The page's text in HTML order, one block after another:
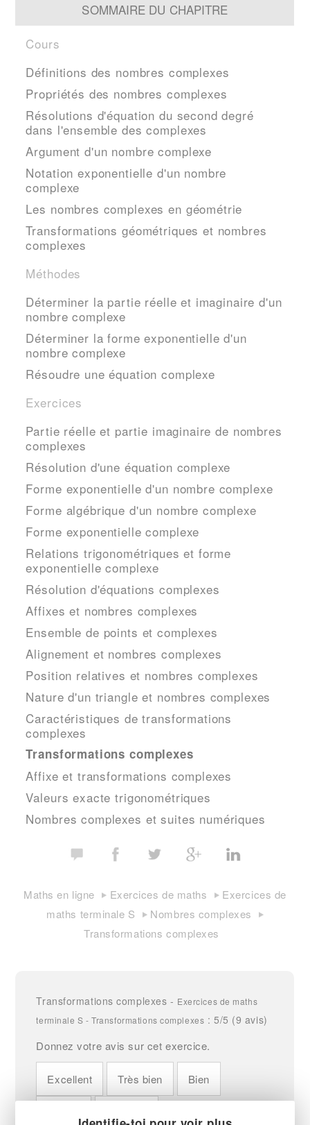
SOMMAIRE DU CHAPITRE
Cours
Définitions des nombres complexes
Propriétés des nombres complexes
Résolutions d'équation du second degré
dans l'ensemble des complexes
Argument d'un nombre complexe
Notation exponentielle d'un nombre
complexe
Les nombres complexes en géométrie
Transformations géométriques et nombres
complexes
Méthodes
Déterminer la partie réelle et imaginaire d'un
nombre complexe
Déterminer la forme exponentielle d'un
nombre complexe
Résoudre une équation complexe
Exercices
Partie réelle et partie imaginaire de nombres
complexes
Résolution d'une équation complexe
Forme exponentielle d'un nombre complexe
Forme algébrique d'un nombre complexe
Forme exponentielle complexe
Relations trigonométriques et forme
exponentielle complexe
Résolution d'équations complexes
Affixes et nombres complexes
Ensemble de points et complexes
Alignement et nombres complexes
Position relatives et nombres complexes
Nature d'un triangle et nombres complexes
Caractéristiques de transformations
complexes
Transformations complexes
Affixe et transformations complexes
Valeurs exacte trigonométriques
Nombres complexes et suites numériques
Maths en ligne Exercices de maths
Exercices de
maths terminale S
Nombres complexes
Transformations complexes
Transformations complexes - Exercices de maths
terminale S - Transformations complexes : 5/5 (9 avis)
Donnez votre avis sur cet exercice.
Excellent Très bien Bien